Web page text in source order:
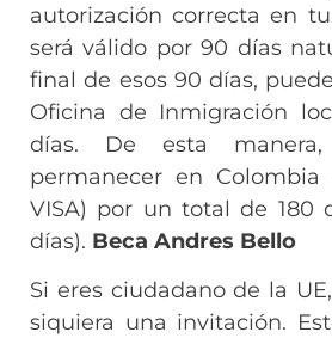
autorización correcta en
será válido por 90 días
final de esos 90 días,
Oficina de Inmigración
días. De esta
permanecer en
VISA) por un total de 180
días). Beca Andres Bello
Si eres ciudadano de la
siquiera una invitación.